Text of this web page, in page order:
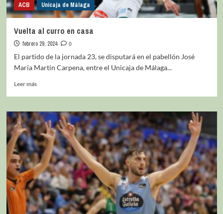
ACB Unicaja de Málaga
Vuelta al curro en casa
febrero 29, 2024
0
El partido de la jornada 23, se disputará en el pabellón José
María Martín Carpena, entre el Unicaja de Málaga...
Leer más